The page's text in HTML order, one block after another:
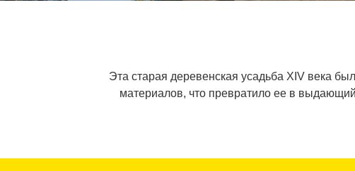
Эта старая деревенская усадьба XIV века
материалов, что превратило ее в